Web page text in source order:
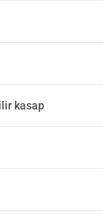
kasap